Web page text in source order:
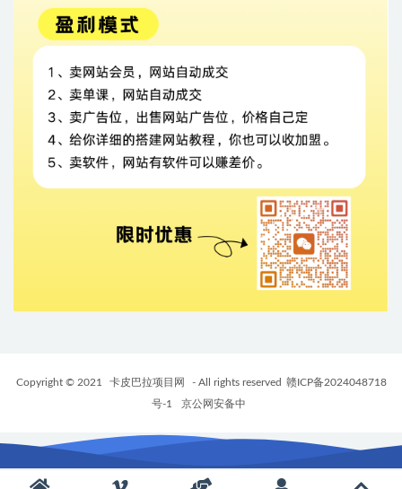
Copyright © 2021 卡皮巴拉项目网 - All rights reserved
赣ICP备2024048718
号-1
京公网安备中